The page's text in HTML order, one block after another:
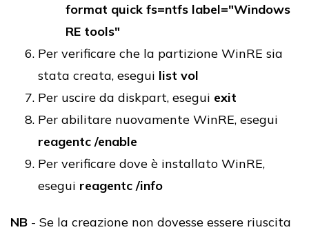
format quick fs=ntfs label="Windows
RE tools"
Per verificare che la partizione WinRE sia
stata creata, esegui list vol
Per uscire da diskpart, esegui exit
Per abilitare nuovamente WinRE, esegui
reagentc /enable
Per verificare dove è installato WinRE,
esegui reagentc /info
NB - Se la creazione non dovesse essere riuscita